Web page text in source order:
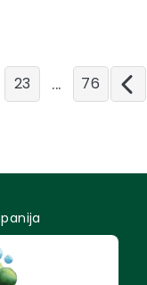
23 ... 76